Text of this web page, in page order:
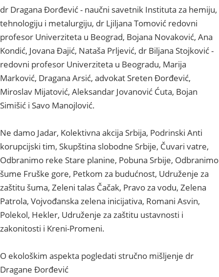
dr Dragana Đorđević - naučni savetnik Instituta za hemiju,
tehnologiju i metalurgiju, dr Ljiljana Tomović redovni
profesor Univerziteta u Beograd, Bojana Novaković, Ana
Kondić, Jovana Đajić, Nataša Prljević, dr Biljana Stojković -
redovni profesor Univerziteta u Beogradu, Marija
Marković, Dragana Arsić, advokat Sreten Đorđević,
Miroslav Mijatović, Aleksandar Jovanović Ćuta, Bojan
Simišić i Savo Manojlović.
Ne damo Jadar, Kolektivna akcija Srbija, Podrinski Anti
korupcijski tim, Skupština slobodne Srbije, Čuvari vatre,
Odbranimo reke Stare planine, Pobuna Srbije, Odbranimo
šume Fruške gore, Petkom za budućnost, Udruženje za
zaštitu šuma, Zeleni talas Čačak, Pravo za vodu, Zelena
Patrola, Vojvođanska zelena inicijativa, Romani Asvin,
Polekol, Hekler, Udruženje za zaštitu ustavnosti i
zakonitosti i Kreni-Promeni.
O ekološkim aspekta pogledati stručno mišljenje dr
Dragane Đorđević